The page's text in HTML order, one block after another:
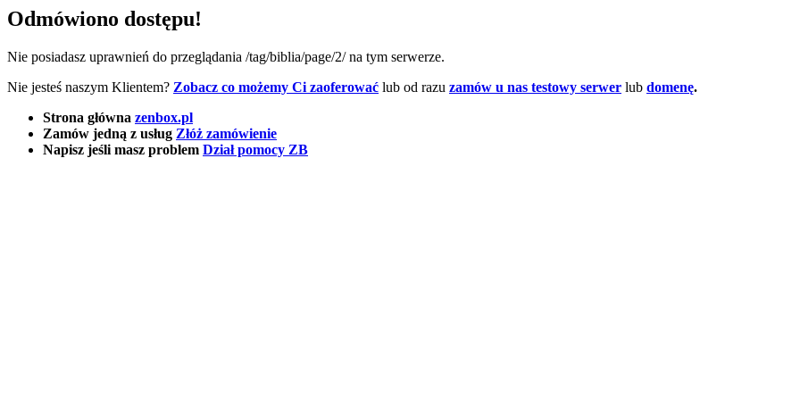
Odmówiono dostępu!
Nie posiadasz uprawnień do przeglądania /tag/biblia/page/2/ na tym serwerze.
Nie jesteś naszym Klientem? Zobacz co możemy Ci zaoferować lub od razu zamów u nas testowy serwer lub domenę.
Strona główna zenbox.pl
Zamów jedną z usług Złóż zamówienie
Napisz jeśli masz problem Dział pomocy ZB